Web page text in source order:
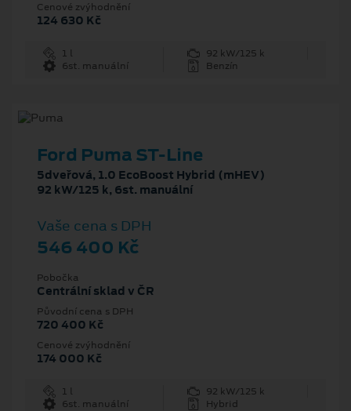
Cenové zvýhodnění
124 630 Kč
1 l
92 kW/125 k
6st. manuální
Benzín
Ford Puma ST-Line
5dveřová, 1.0 EcoBoost Hybrid (mHEV)
92 kW/125 k, 6st. manuální
Vaše cena s DPH
546 400 Kč
Pobočka
Centrální sklad v ČR
Původní cena s DPH
720 400 Kč
Cenové zvýhodnění
174 000 Kč
1 l
92 kW/125 k
6st. manuální
Hybrid